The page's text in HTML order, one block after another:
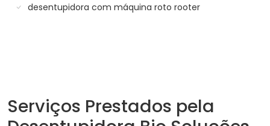
desentupidora com máquina roto rooter
Serviços Prestados pela